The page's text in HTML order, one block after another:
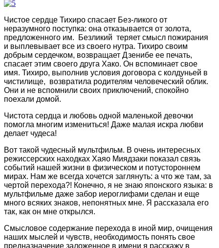
Чистое сердце Тихиро спасает Без-ликого от
неразумного поступка: она отказывается от золота,
предложенного им. Безликий теряет смысл пожирания
и выплевывает все из своего нутра. Тихиро своим
добрым сердечком, возвращает Дзенибе ее печать,
спасает этим своего друга Хако. Он вспоминает свое
имя. Тихиро, выполнив условия договора с колдуньей в
чистилище, возвратила родителям человеческий облик.
Они и не вспомнили своих приключений, спокойно
поехали домой.
Чистота сердца и любовь одной маленькой девочки
помогла многим измениться! Даже малая искра любви
делает чудеса!
Вот такой чудесный мультфильм. В очень интересных
режиссерских находках Хаяо Миядзаки показал связь
событий нашей жизни в физическом и потустороннем
мирах. Нам же всегда хочется заглянуть: а что же там, за
чертой перехода?! Конечно, я не знаю японского языка: в
мультфильме даже забор иероглифами сделан и еще
много всяких знаков, непонятных мне. Я рассказала его
так, как он мне открылся.
Смысловое содержание перехода в иной мир, очищения
наших мыслей и чувств, необходимость понять свое
предназначение заложенное в имени я расскажу в